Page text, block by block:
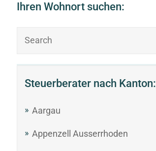
Ihren Wohnort suchen:
Steuerberater nach Kanton:
Aargau
Appenzell Ausserrhoden